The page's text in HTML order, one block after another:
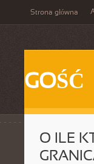
Strona główna
GOŚĆ
O ILE